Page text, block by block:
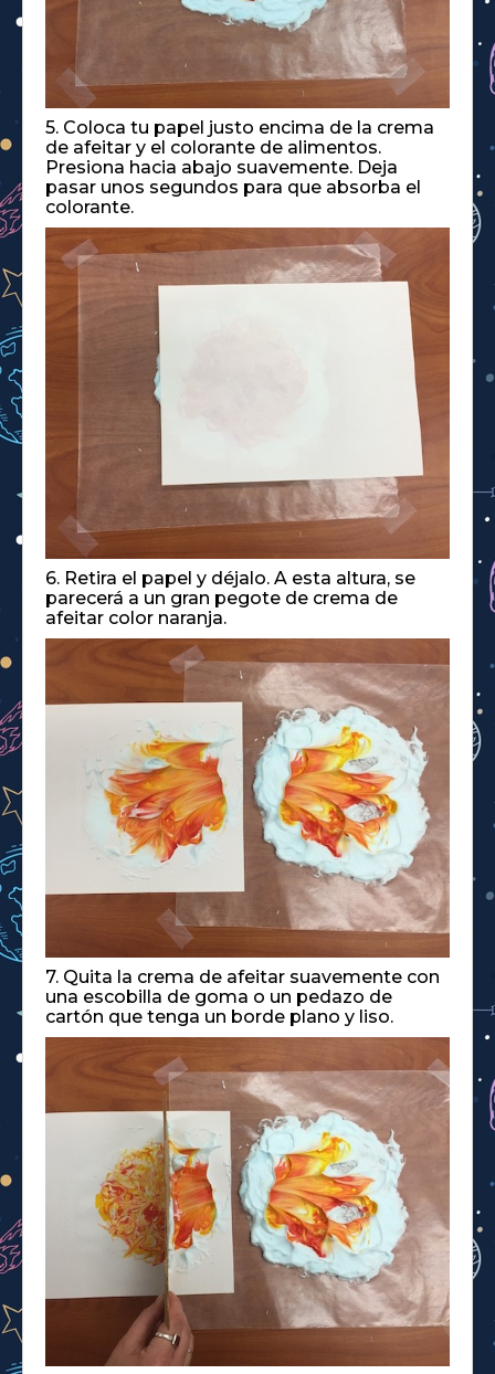
5. Coloca tu papel justo encima de la crema
de afeitar y el colorante de alimentos.
Presiona hacia abajo suavemente. Deja
pasar unos segundos para que absorba el
colorante.
6. Retira el papel y déjalo. A esta altura, se
parecerá a un gran pegote de crema de
afeitar color naranja.
7. Quita la crema de afeitar suavemente con
una escobilla de goma o un pedazo de
cartón que tenga un borde plano y liso.